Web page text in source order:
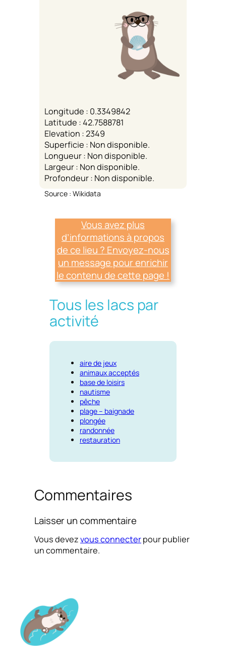
Longitude : 0.3349842
Latitude : 42.7588781
Elevation : 2349
Superficie : Non disponible.
Longueur : Non disponible.
Largeur : Non disponible.
Profondeur : Non disponible.
Source : Wikidata
Vous avez plus
d’informations à propos
de ce lieu ? Envoyez-nous
un message pour enrichir
le contenu de cette page !
Tous les lacs par
activité
aire de jeux
animaux acceptés
base de loisirs
nautisme
pêche
plage – baignade
plongée
randonnée
restauration
Commentaires
Laisser un commentaire
Vous devezvous connecterpour publier
un commentaire.